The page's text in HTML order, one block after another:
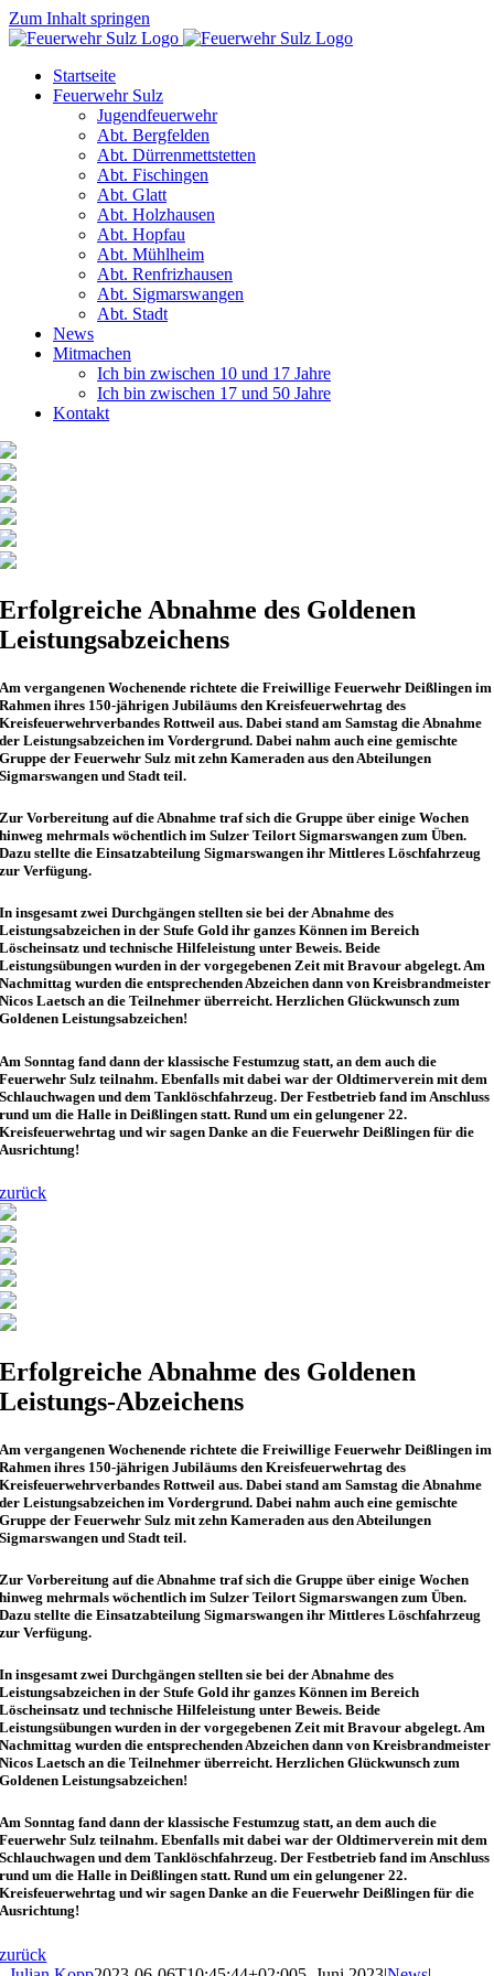
Zum Inhalt springen
Startseite
Feuerwehr Sulz
Jugendfeuerwehr
Abt. Bergfelden
Abt. Dürrenmettstetten
Abt. Fischingen
Abt. Glatt
Abt. Holzhausen
Abt. Hopfau
Abt. Mühlheim
Abt. Renfrizhausen
Abt. Sigmarswangen
Abt. Stadt
News
Mitmachen
Ich bin zwischen 10 und 17 Jahre
Ich bin zwischen 17 und 50 Jahre
Kontakt
Erfolgreiche Abnahme des Goldenen
Leistungsabzeichens
Am vergangenen Wochenende richtete die Freiwillige Feuerwehr Deißlingen im
Rahmen ihres 150-jährigen Jubiläums den Kreisfeuerwehrtag des
Kreisfeuerwehrverbandes Rottweil aus. Dabei stand am Samstag die Abnahme
der Leistungsabzeichen im Vordergrund. Dabei nahm auch eine gemischte
Gruppe der Feuerwehr Sulz mit zehn Kameraden aus den Abteilungen
Sigmarswangen und Stadt teil.
Zur Vorbereitung auf die Abnahme traf sich die Gruppe über einige Wochen
hinweg mehrmals wöchentlich im Sulzer Teilort Sigmarswangen zum Üben.
Dazu stellte die Einsatzabteilung Sigmarswangen ihr Mittleres Löschfahrzeug
zur Verfügung.
In insgesamt zwei Durchgängen stellten sie bei der Abnahme des
Leistungsabzeichen in der Stufe Gold ihr ganzes Können im Bereich
Löscheinsatz und technische Hilfeleistung unter Beweis. Beide
Leistungsübungen wurden in der vorgegebenen Zeit mit Bravour abgelegt. Am
Nachmittag wurden die entsprechenden Abzeichen dann von Kreisbrandmeister
Nicos Laetsch an die Teilnehmer überreicht. Herzlichen Glückwunsch zum
Goldenen Leistungsabzeichen!
Am Sonntag fand dann der klassische Festumzug statt, an dem auch die
Feuerwehr Sulz teilnahm. Ebenfalls mit dabei war der Oldtimerverein mit dem
Schlauchwagen und dem Tanklöschfahrzeug. Der Festbetrieb fand im Anschluss
rund um die Halle in Deißlingen statt. Rund um ein gelungener 22.
Kreisfeuerwehrtag und wir sagen Danke an die Feuerwehr Deißlingen für die
Ausrichtung!
zurück
Erfolgreiche Abnahme des Goldenen
Leistungs-Abzeichens
Am vergangenen Wochenende richtete die Freiwillige Feuerwehr Deißlingen im
Rahmen ihres 150-jährigen Jubiläums den Kreisfeuerwehrtag des
Kreisfeuerwehrverbandes Rottweil aus. Dabei stand am Samstag die Abnahme
der Leistungsabzeichen im Vordergrund. Dabei nahm auch eine gemischte
Gruppe der Feuerwehr Sulz mit zehn Kameraden aus den Abteilungen
Sigmarswangen und Stadt teil.
Zur Vorbereitung auf die Abnahme traf sich die Gruppe über einige Wochen
hinweg mehrmals wöchentlich im Sulzer Teilort Sigmarswangen zum Üben.
Dazu stellte die Einsatzabteilung Sigmarswangen ihr Mittleres Löschfahrzeug
zur Verfügung.
In insgesamt zwei Durchgängen stellten sie bei der Abnahme des
Leistungsabzeichen in der Stufe Gold ihr ganzes Können im Bereich
Löscheinsatz und technische Hilfeleistung unter Beweis. Beide
Leistungsübungen wurden in der vorgegebenen Zeit mit Bravour abgelegt. Am
Nachmittag wurden die entsprechenden Abzeichen dann von Kreisbrandmeister
Nicos Laetsch an die Teilnehmer überreicht. Herzlichen Glückwunsch zum
Goldenen Leistungsabzeichen!
Am Sonntag fand dann der klassische Festumzug statt, an dem auch die
Feuerwehr Sulz teilnahm. Ebenfalls mit dabei war der Oldtimerverein mit dem
Schlauchwagen und dem Tanklöschfahrzeug. Der Festbetrieb fand im Anschluss
rund um die Halle in Deißlingen statt. Rund um ein gelungener 22.
Kreisfeuerwehrtag und wir sagen Danke an die Feuerwehr Deißlingen für die
Ausrichtung!
zurück